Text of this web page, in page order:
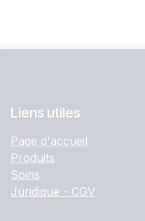
Liens utiles
Page d'accueil
Produits
Soins
Juridique - CGV